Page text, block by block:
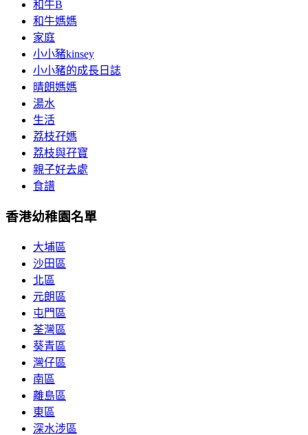
和牛B
和牛媽媽
家庭
小小豬kinsey
小小豬的成長日誌
晴朗媽媽
湯水
生活
荔枝孖媽
荔枝與孖寶
親子好去處
食譜
香港幼稚園名單
大埔區
沙田區
北區
元朗區
屯門區
荃灣區
葵青區
灣仔區
南區
離島區
東區
深水涉區